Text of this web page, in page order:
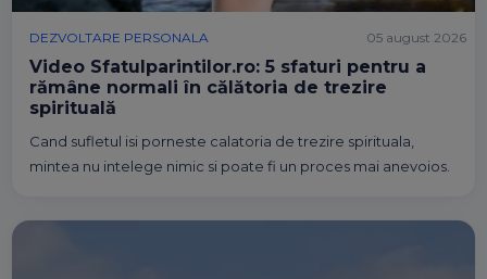
DEZVOLTARE PERSONALA
Video Sfatulparintilor.ro: 5 sfaturi pentru a
rămâne normali în călătoria de trezire
spirituală
Cand sufletul isi porneste calatoria de trezire spirituala,
mintea nu intelege nimic si poate fi un proces mai anevoios.
05 august 2026